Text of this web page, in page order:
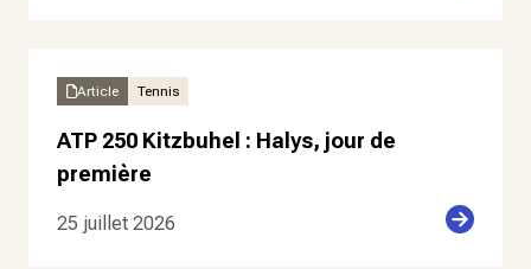
Article Tennis
ATP 250 Kitzbuhel : Halys, jour de
première
25 juillet 2026